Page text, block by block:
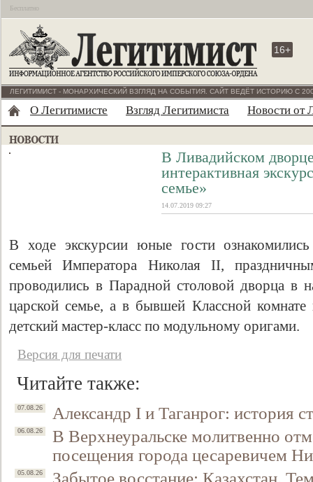
Бесплатно
16+
ЛЕГИТИМИСТ - МОНАРХИЧЕСКИЙ ВЗГЛЯД НА СОБЫТИЯ. САЙТ ВЕДЁТ ИСТОРИЮ С
О Легитимисте Взгляд Легитимиста Новости от
В Ливадийском
интерактивная
семье»
14.07.2019 09:27
В ходе экскурсии юные гости
семьей Императора Николая II,
проводились в Парадной столовой дворца в
царской семье, а в бывшей Классной комнате
детский мастер-класс по модульному оригами.
Версия для печати
Читайте также:
07.08.26 Александр I и Таганрог: история
06.08.26
В Верхнеуральске молитвенно
посещения города цесаревичем
05.08.26 Забытое восстание: Казахстан,